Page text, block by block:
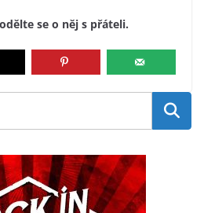
se o něj s přáteli.